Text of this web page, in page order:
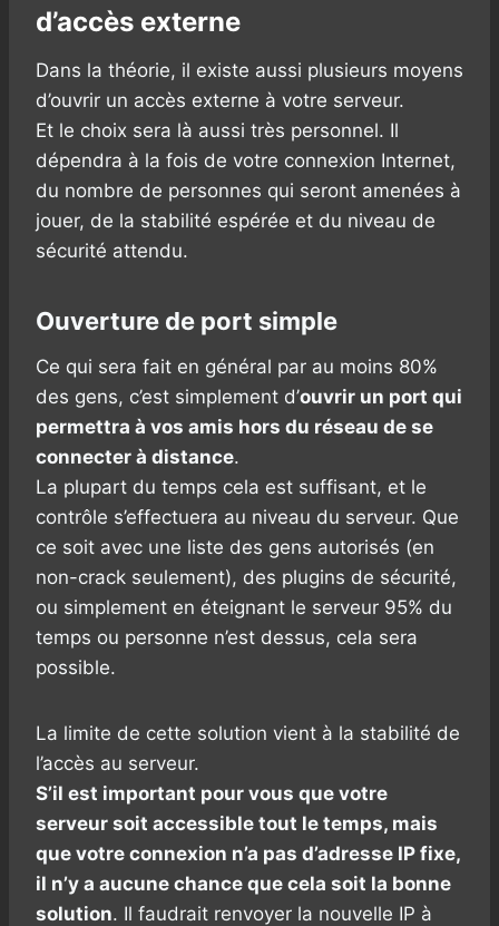
d’accès externe
Dans la théorie, il existe aussi plusieurs moyens
d’ouvrir un accès externe à votre serveur.
Et le choix sera là aussi très personnel. Il
dépendra à la fois de votre connexion Internet,
du nombre de personnes qui seront amenées à
jouer, de la stabilité espérée et du niveau de
sécurité attendu.
Ouverture de port simple
Ce qui sera fait en général par au moins 80%
des gens, c’est simplement d’ouvrir un port qui
permettra à vos amis hors du réseau de se
connecter à distance.
La plupart du temps cela est suffisant, et le
contrôle s’effectuera au niveau du serveur. Que
ce soit avec une liste des gens autorisés (en
non-crack seulement), des plugins de sécurité,
ou simplement en éteignant le serveur 95% du
temps ou personne n’est dessus, cela sera
possible.
La limite de cette solution vient à la stabilité de
l’accès au serveur.
S’il est important pour vous que votre
serveur soit accessible tout le temps, mais
que votre connexion n’a pas d’adresse IP fixe,
il n’y a aucune chance que cela soit la bonne
solution. Il faudrait renvoyer la nouvelle IP à